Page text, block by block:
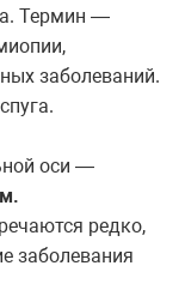
Термин —
заболеваний.
оси —
редко,
заболевания